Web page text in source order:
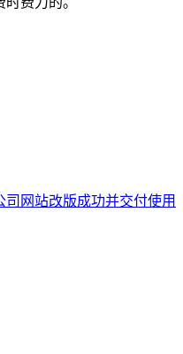
网站改版成功并交付使用